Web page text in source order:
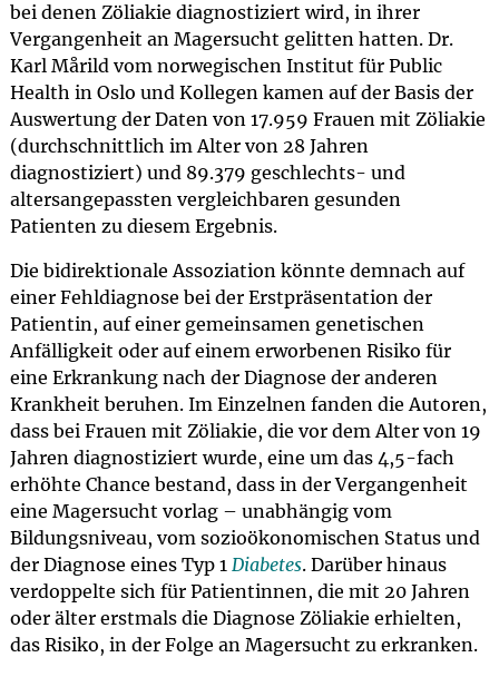
bei denen Zöliakie diagnostiziert wird, in ihrer
Vergangenheit an Magersucht gelitten hatten. Dr.
Karl Mårild vom norwegischen Institut für Public
Health in Oslo und Kollegen kamen auf der Basis der
Auswertung der Daten von 17.959 Frauen mit Zöliakie
(durchschnittlich im Alter von 28 Jahren
diagnostiziert) und 89.379 geschlechts- und
altersangepassten vergleichbaren gesunden
Patienten zu diesem Ergebnis.
Die bidirektionale Assoziation könnte demnach auf
einer Fehldiagnose bei der Erstpräsentation der
Patientin, auf einer gemeinsamen genetischen
Anfälligkeit oder auf einem erworbenen Risiko für
eine Erkrankung nach der Diagnose der anderen
Krankheit beruhen. Im Einzelnen fanden die Autoren,
dass bei Frauen mit Zöliakie, die vor dem Alter von 19
Jahren diagnostiziert wurde, eine um das 4,5-fach
erhöhte Chance bestand, dass in der Vergangenheit
eine Magersucht vorlag – unabhängig vom
Bildungsniveau, vom sozioökonomischen Status und
der Diagnose eines Typ 1 Diabetes. Darüber hinaus
verdoppelte sich für Patientinnen, die mit 20 Jahren
oder älter erstmals die Diagnose Zöliakie erhielten,
das Risiko, in der Folge an Magersucht zu erkranken.